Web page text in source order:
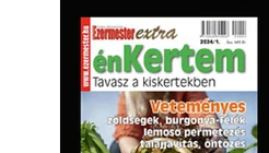
vendégl